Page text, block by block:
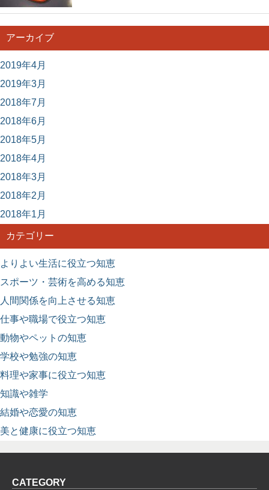
アーカイブ
2019年4月
2019年3月
2018年7月
2018年6月
2018年5月
2018年4月
2018年3月
2018年2月
2018年1月
カテゴリー
よりよい生活に役立つ知恵
スポーツ・芸術を高める知恵
人間関係を向上させる知恵
仕事や職場で役立つ知恵
動物やペットの知恵
学校や勉強の知恵
料理や家事に役立つ知恵
知識や雑学
結婚や恋愛の知恵
美と健康に役立つ知恵
CATEGORY